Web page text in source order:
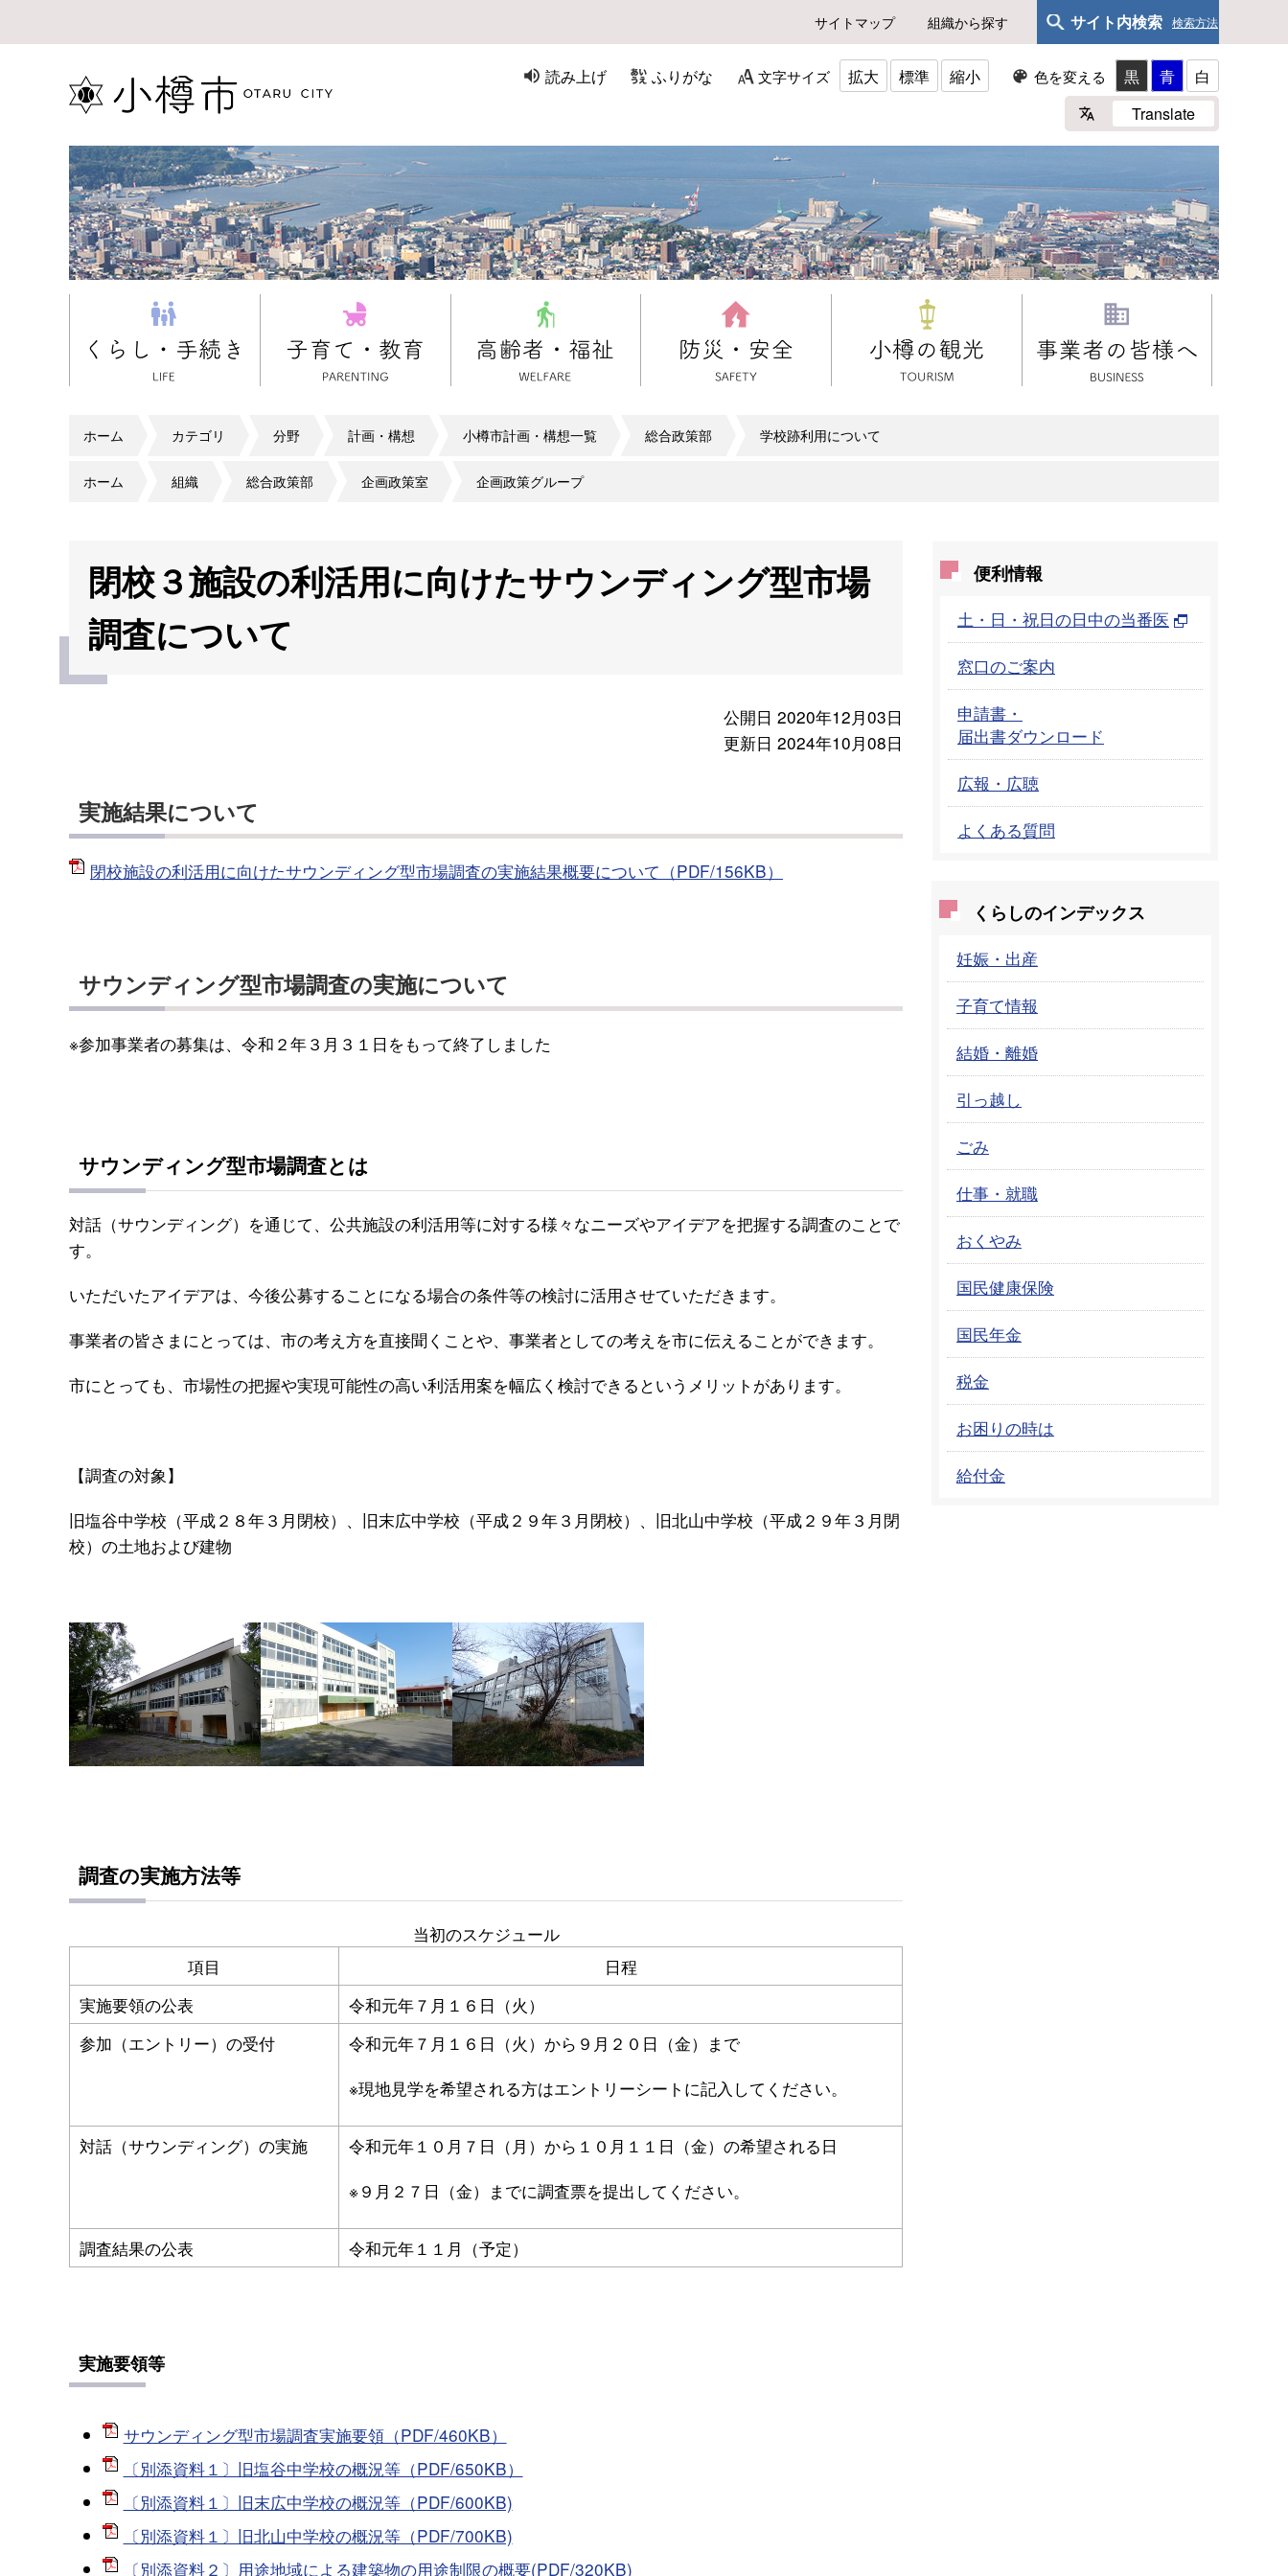
サイトマップ 組織から探す サイト内検索 検索方法
読み上げ ふりがな 文字サイズ 拡大 標準 縮小 色を変える 黒 青
白
Translate
ホーム カテゴリ 分野 計画・構想 小樽市計画・構想一覧 総合政策部 学校跡利用について
ホーム 組織 総合政策部 企画政策室 企画政策グループ
閉校３施設の利活用に向けたサウンディング型市場
調査について
公開日 2020年12月03日
更新日 2024年10月08日
実施結果について
閉校施設の利活用に向けたサウンディング型市場調査の実施結果概要について（PDF/156KB）
サウンディング型市場調査の実施について
※参加事業者の募集は、令和２年３月３１日をもって終了しました
サウンディング型市場調査とは
対話（サウンディング）を通じて、公共施設の利活用等に対する様々なニーズやアイデアを把握する調査のことで
す。
いただいたアイデアは、今後公募することになる場合の条件等の検討に活用させていただきます。
事業者の皆さまにとっては、市の考え方を直接聞くことや、事業者としての考えを市に伝えることができます。
市にとっても、市場性の把握や実現可能性の高い利活用案を幅広く検討できるというメリットがあります。
【調査の対象】
旧塩谷中学校（平成２８年３月閉校）、旧末広中学校（平成２９年３月閉校）、旧北山中学校（平成２９年３月閉
校）の土地および建物
調査の実施方法等
当初のスケジュール
項目
日程
実施要領の公表
令和元年７月１６日（火）
参加（エントリー）の受付
令和元年７月１６日（火）から９月２０日（金）まで
※現地見学を希望される方はエントリーシートに記入してください。
対話（サウンディング）の実施
令和元年１０月７日（月）から１０月１１日（金）の希望される日
※９月２７日（金）までに調査票を提出してください。
調査結果の公表 令和元年１１月（予定）
実施要領等
サウンディング型市場調査実施要領（PDF/460KB）
〔別添資料１〕旧塩谷中学校の概況等（PDF/650KB）
〔別添資料１〕旧末広中学校の概況等（PDF/600KB)
〔別添資料１〕旧北山中学校の概況等（PDF/700KB)
〔別添資料２〕用途地域による建築物の用途制限の概要(PDF/320KB)
便利情報
土・日・祝日の日中の当番医
窓口のご案内
申請書・
届出書ダウンロード
広報・広聴
よくある質問
くらしのインデックス
妊娠・出産
子育て情報
結婚・離婚
引っ越し
ごみ
仕事・就職
おくやみ
国民健康保険
国民年金
税金
お困りの時は
給付金